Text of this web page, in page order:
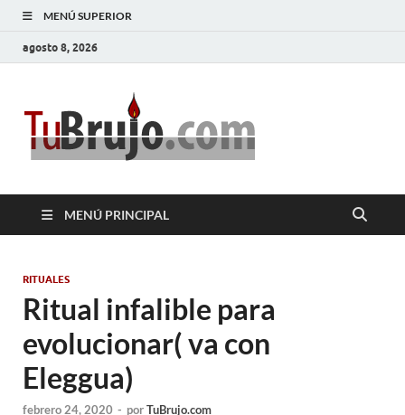
MENÚ SUPERIOR
agosto 8, 2026
MENÚ PRINCIPAL
RITUALES
Ritual infalible para
evolucionar( va con
Eleggua)
febrero 24, 2020 - porTuBrujo.com